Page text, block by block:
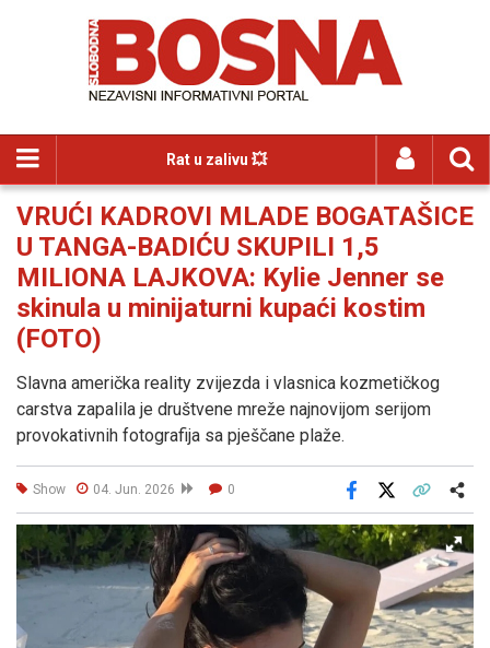
Rat u zalivu 💥
VRUĆI KADROVI MLADE BOGATAŠICE
U TANGA-BADIĆU SKUPILI 1,5
MILIONA LAJKOVA: Kylie Jenner se
skinula u minijaturni kupaći kostim
(FOTO)
Slavna američka reality zvijezda i vlasnica kozmetičkog
carstva zapalila je društvene mreže najnovijom serijom
provokativnih fotografija sa pješčane plaže.
Show 04. Jun. 2026 0
Facebook